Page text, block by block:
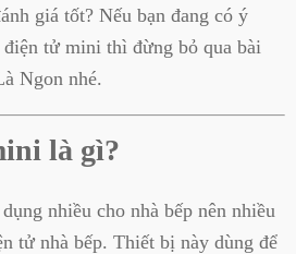
giá tốt? Nếu bạn đang có ý
tử mini thì đừng bỏ qua bài
Ngon nhé.
là gì?
nhiều cho nhà bếp nên nhiều
tử nhà bếp. Thiết bị này dùng để